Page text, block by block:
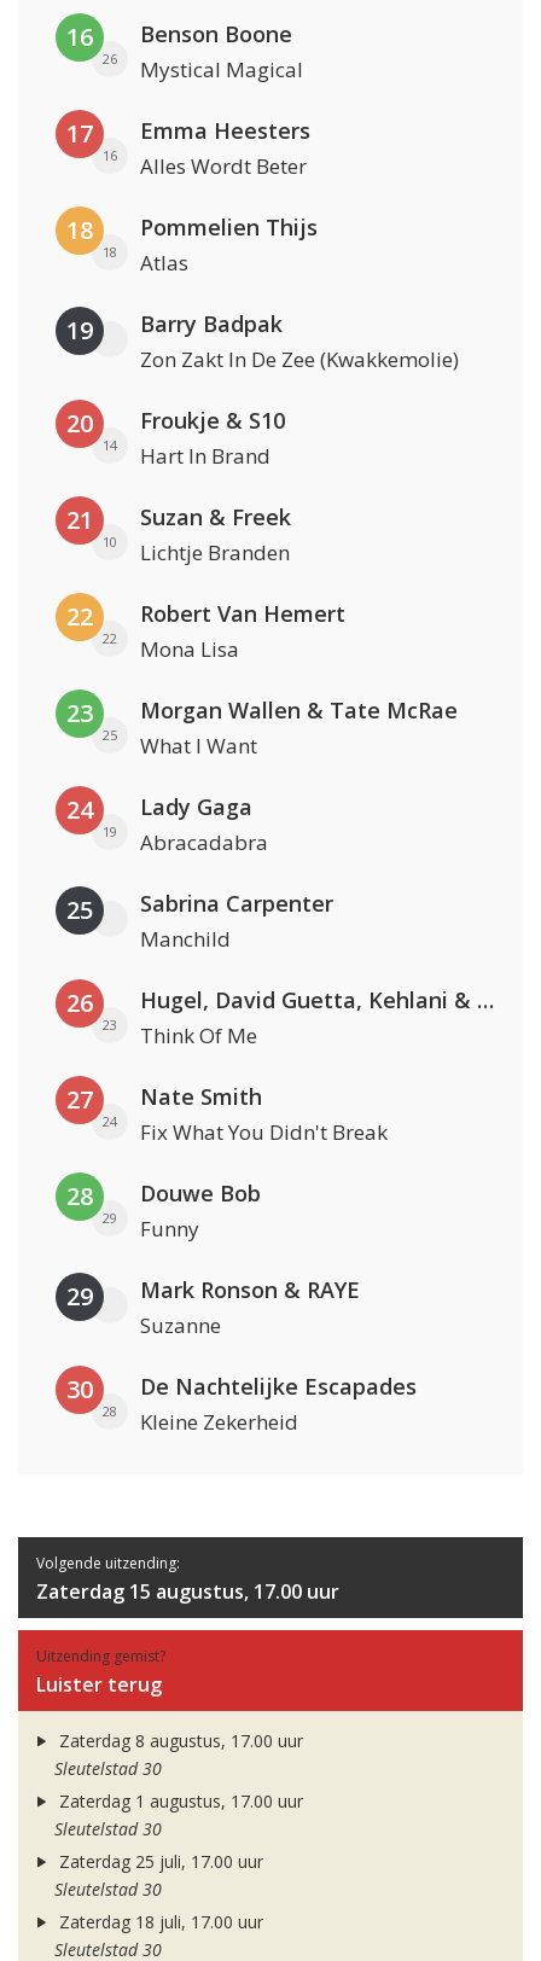
16
26
Benson Boone
Mystical Magical
17
16
Emma Heesters
Alles Wordt Beter
18
18
Pommelien Thijs
Atlas
19 Barry Badpak
Zon Zakt In De Zee (Kwakkemolie)
20
14
Froukje & S10
Hart In Brand
21
10
Suzan & Freek
Lichtje Branden
22
22
Robert Van Hemert
Mona Lisa
23
25
Morgan Wallen & Tate McRae
What I Want
24
19
Lady Gaga
Abracadabra
25 Sabrina Carpenter
Manchild
26
23
Hugel, David Guetta, Kehlani & Daecolm
Think Of Me
27
24
Nate Smith
Fix What You Didn't Break
28
29
Douwe Bob
Funny
29 Mark Ronson & RAYE
Suzanne
30
28
De Nachtelijke Escapades
Kleine Zekerheid
Volgende uitzending:
Zaterdag 15 augustus, 17.00 uur
Uitzending gemist?
Luister terug
Zaterdag 8 augustus, 17.00 uur
Sleutelstad 30
Zaterdag 1 augustus, 17.00 uur
Sleutelstad 30
Zaterdag 25 juli, 17.00 uur
Sleutelstad 30
Zaterdag 18 juli, 17.00 uur
Sleutelstad 30